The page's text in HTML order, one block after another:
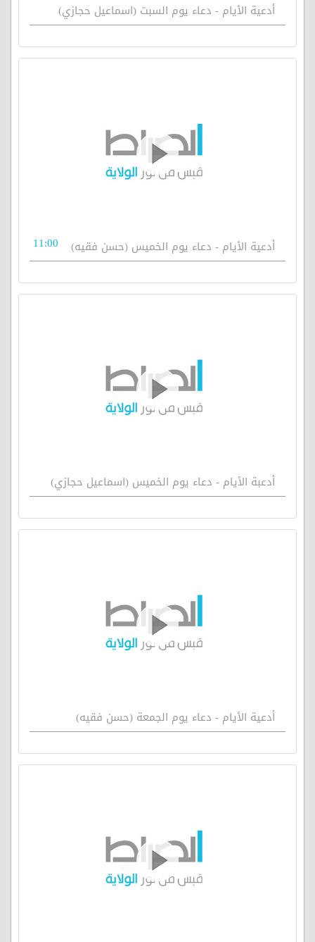
أدعية الأيام - دعاء يوم السبت (اسماعيل حجازي)
أدعية الأيام - دعاء يوم الخميس (حسن فقيه) 11:00
أدعبة الأيام - دعاء يوم الخميس (اسماعيل حجازي)
أدعية الأيام - دعاء يوم الجمعة (حسن فقيه)